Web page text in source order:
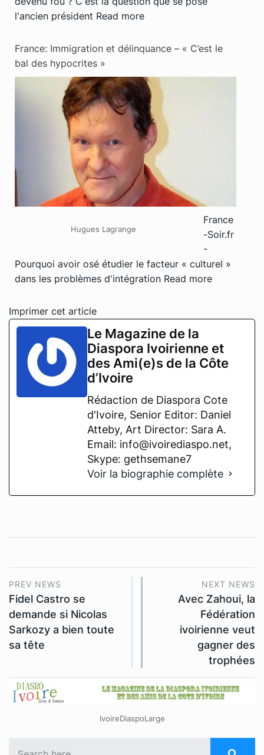
l'ancien président Read more
France: Immigration et délinquance – « C’est le
bal des hypocrites »
Hugues Lagrange
France
-Soir.fr
-
Pourquoi avoir osé étudier le facteur « culturel »
dans les problèmes d'intégration Read more
Imprimer cet article
Le Magazine de la
Diaspora Ivoirienne et
des Ami(e)s de la Côte
d’Ivoire
Rédaction de Diaspora Cote
d'Ivoire, Senior Editor: Daniel
Atteby, Art Director: Sara A.
Email: info@ivoirediaspo.net,
Skype: gethsemane7
Voir la biographie complète
PREV NEWS
Fidel Castro se
demande si Nicolas
Sarkozy a bien toute
sa tête
NEXT NEWS
Avec Zahoui, la
Fédération
ivoirienne veut
gagner des
trophées
IvoireDiaspoLarge